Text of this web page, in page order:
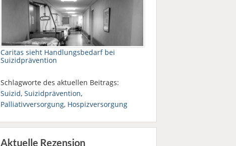
Caritas sieht Handlungsbedarf bei
Suizidprävention
Schlagworte des aktuellen Beitrags:
Suizid, Suizidprävention,
Palliativversorgung, Hospizversorgung
Aktuelle Rezension